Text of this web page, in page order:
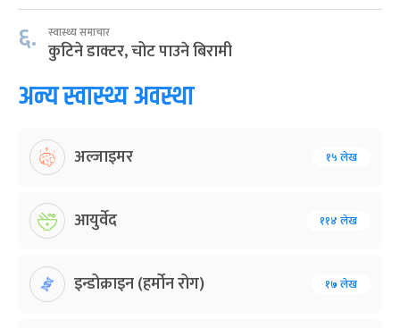
६. स्वास्थ्य समाचार
कुटिने डाक्टर, चोट पाउने बिरामी
अन्य स्वास्थ्य अवस्था
अल्जाइमर १५ लेख
आयुर्वेद ११४ लेख
इन्डोक्राइन (हर्मोन रोग) १७ लेख